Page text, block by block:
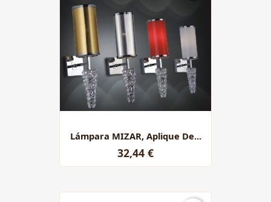
Lámpara MIZAR, Aplique De...
32,44 €